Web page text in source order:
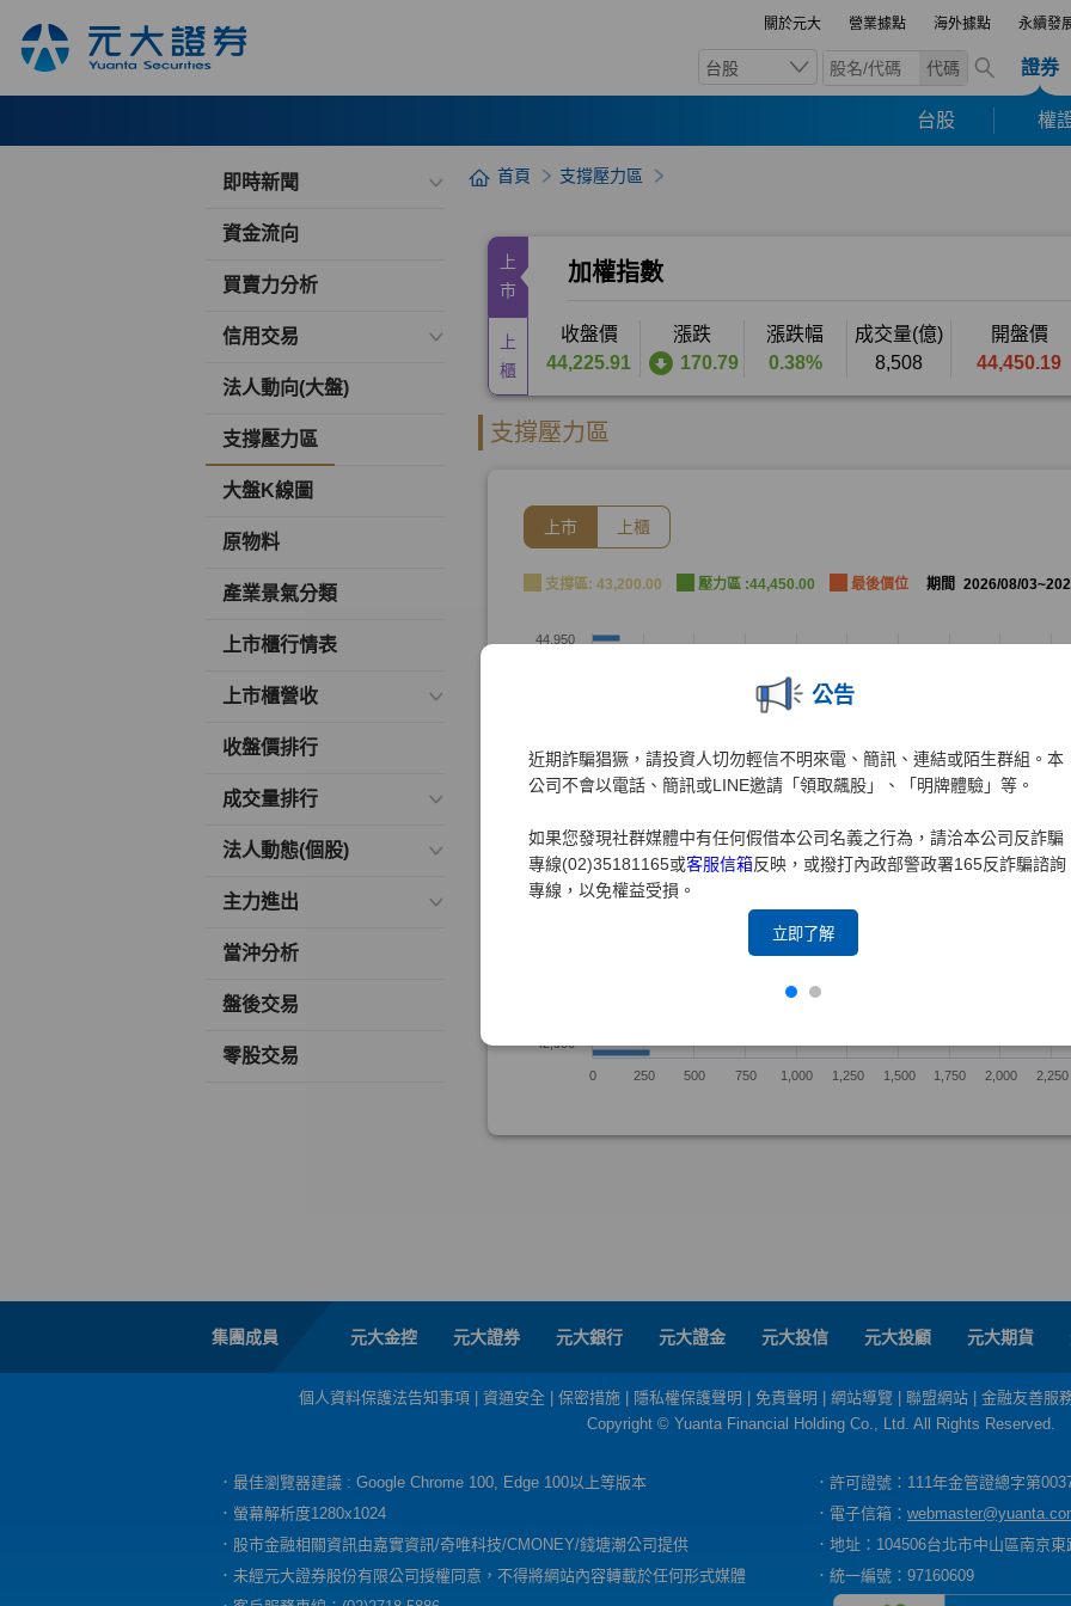
關於元大 營業據點 海外據點 永續發
台股 代碼 證券
台股 權
公告
近期詐騙猖獗，請投資人切勿輕信不明來電、簡訊、連結或陌生群組。本
公司不會以電話、簡訊或LINE邀請「領取飆股」、「明牌體驗」等。
如果您發現社群媒體中有任何假借本公司名義之行為，請洽本公司反詐騙
專線(02)35181165或客服信箱反映，或撥打內政部警政署165反詐騙諮詢
專線，以免權益受損。
立即了解
即時新聞
資金流向
買賣力分析
信用交易
法人動向(大盤)
支撐壓力區
大盤K線圖
原物料
產業景氣分類
上市櫃行情表
上市櫃營收
收盤價排行
成交量排行
法人動態(個股)
主力進出
當沖分析
盤後交易
零股交易
首頁 支撐壓力區
集團成員 元大金控 元大證券 元大銀行 元大證金 元大投信 元大投顧 元大期貨
個人資料保護法告知事項 資通安全 保密措施 隱私權保護聲明 免責聲明 網站導覽 聯盟網站
金融友善服
Copyright © Yuanta Financial Holding Co., Ltd. All Rights Reserved.
．最佳瀏覽器建議 : Google Chrome 100, Edge 100以上等版本
．許可證號：111年金管證總字第
．螢幕解析度1280x1024
．電子信箱：
．股市金融相關資訊由嘉實資訊/奇唯科技/CMONEY/錢塘潮公司提供
．地址：104506台北市中山區南京
．未經元大證券股份有限公司授權同意，不得將網站內容轉載於任何形式媒體
．統一編號：97160609